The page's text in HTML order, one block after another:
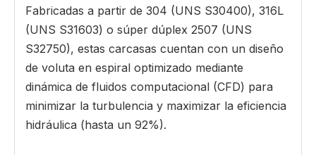
Fabricadas a partir de 304 (UNS S30400), 316L
(UNS S31603) o súper dúplex 2507 (UNS
S32750), estas carcasas cuentan con un diseño
de voluta en espiral optimizado mediante
dinámica de fluidos computacional (CFD) para
minimizar la turbulencia y maximizar la eficiencia
hidráulica (hasta un 92%).